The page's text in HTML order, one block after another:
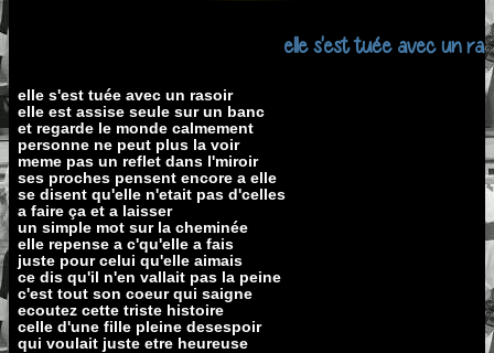
elle s'est tuée avec un
elle s'est tuée avec un rasoir
elle est assise seule sur un banc
et regarde le monde calmement
personne ne peut plus la voir
meme pas un reflet dans l'miroir
ses proches pensent encore a elle
se disent qu'elle n'etait pas d'celles
a faire ça et a laisser
un simple mot sur la cheminée
elle repense a c'qu'elle a fais
juste pour celui qu'elle aimais
ce dis qu'il n'en vallait pas la peine
c'est tout son coeur qui saigne
ecoutez cette triste histoire
celle d'une fille pleine desespoir
qui voulait juste etre heureuse